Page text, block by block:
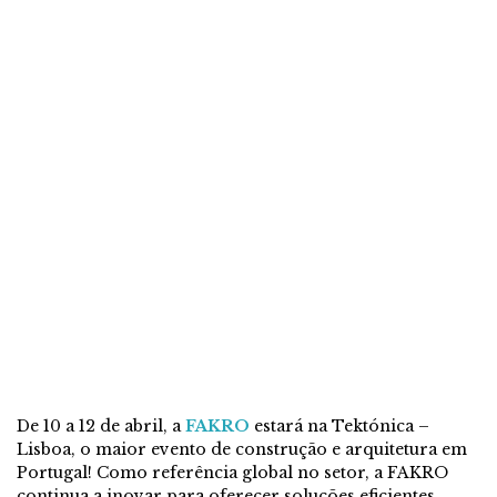
De 10 a 12 de abril, aFAKRO estará na Tektónica –
Lisboa, o maior evento de construção e arquitetura em
Portugal! Como referência global no setor, a FAKRO